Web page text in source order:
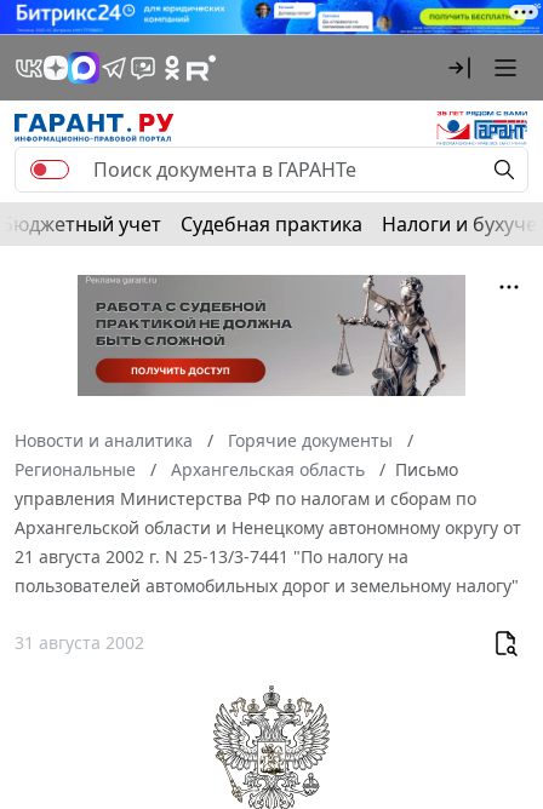
Бюджетный учет Судебная практика Налоги и
Новости и аналитика
Горячие документы
Региональные
Архангельская область
Письмо
управления Министерства РФ по налогам и сборам по
Архангельской области и Ненецкому автономному округу от
21 августа 2002 г. N 25-13/3-7441 "По налогу на
пользователей автомобильных дорог и земельному налогу"
31 августа 2002